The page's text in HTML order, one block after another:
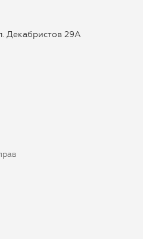
Декабристов 29А